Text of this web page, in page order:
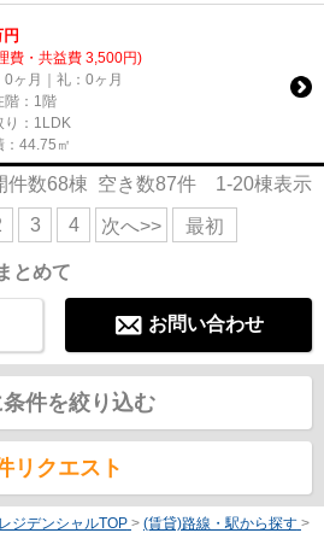
円
費・共益費 3,500円)
0ヶ月｜礼：0ヶ月
階：1階
り：1LDK
：44.75㎡
件数68棟 空き数87件 1-20棟表示
3 4 次へ>> 最初
とめて
お問い合わせ
条件を絞り込む
リクエスト
ジデンシャルTOP > (賃貸)路線・駅から探す >